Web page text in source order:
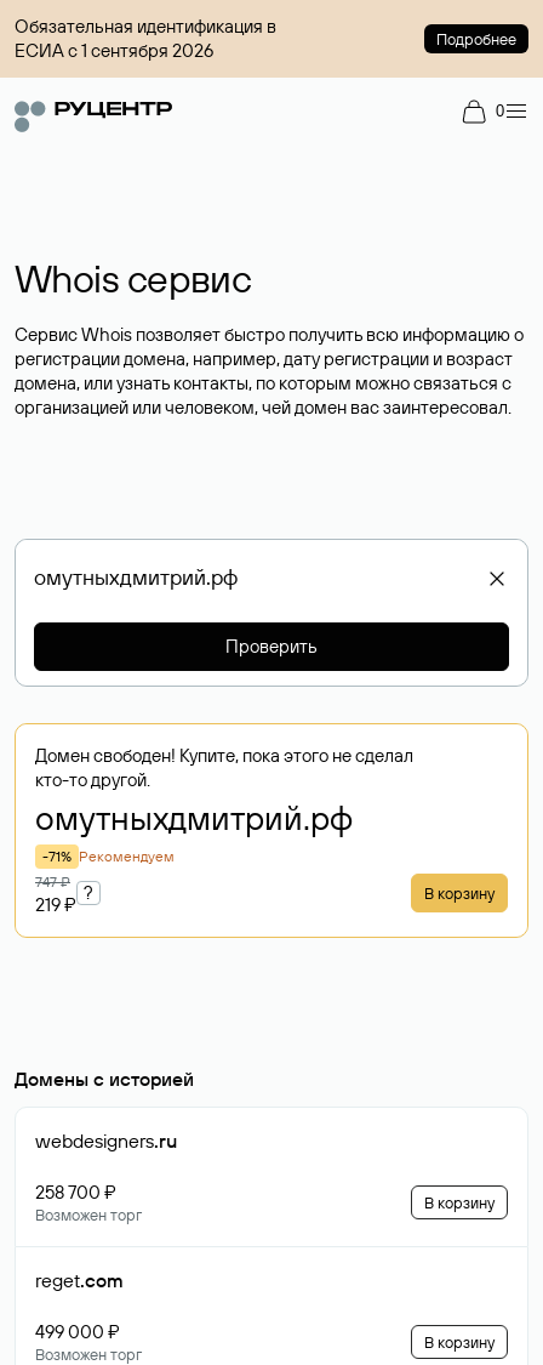
Обязательная идентификация в
ЕСИА с 1 сентября 2026
Подробнее
0
Whois сервис
Сервис Whois позволяет быстро получить всю информацию о
регистрации домена, например, дату регистрации и возраст
домена, или узнать контакты, по которым можно связаться с
организацией или человеком, чей домен вас заинтересовал.
Проверить
Домен свободен! Купите, пока этого не сделал
кто-то другой.
омутныхдмитрий.рф
-71% Рекомендуем
747 ₽
219 ₽
? В корзину
Домены с историей
webdesigners.ru
258 700 ₽
Возможен торг
В корзину
reget.com
499 000 ₽
Возможен торг
В корзину